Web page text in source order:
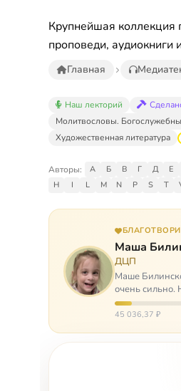
Крупнейшая коллекция
проповеди,
Главная
Наш лекторий
Молитвословы.
Художественная литература
Авторы: А Б В Г Д Е
H
I L M N P S T
Маша
ДЦП
Маше
очень сильно.
ходит, и от т…
45 036,37 ₽